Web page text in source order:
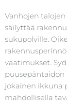
Vanhojen
säilyttää
sukupolville.
vaatimukset.
puusepäntaidon
jokainen ikkuna
mahdollisella